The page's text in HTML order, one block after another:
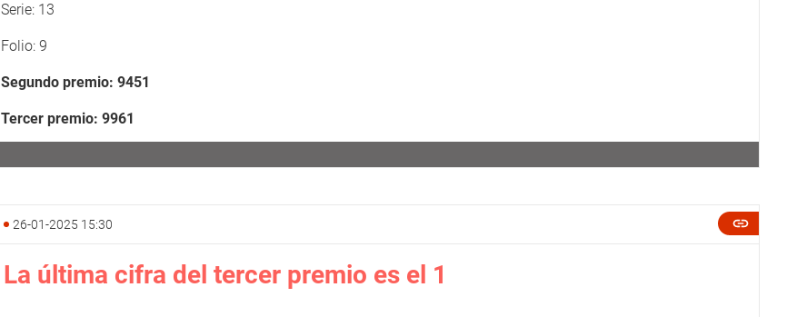
Serie: 13
Folio: 9
Segundo premio: 9451
Tercer premio: 9961
26-01-2025 15:30
La última cifra del tercer premio es el 1